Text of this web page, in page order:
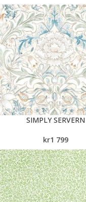
SIMPLY SERVERN
kr1 799